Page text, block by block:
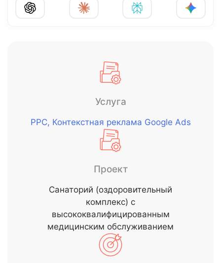
Услуга
РРС, Контекстная реклама Google Ads
Проект
Санаторий (оздоровительный
комплекс) с
высококвалифицированным
медицинским обслуживанием